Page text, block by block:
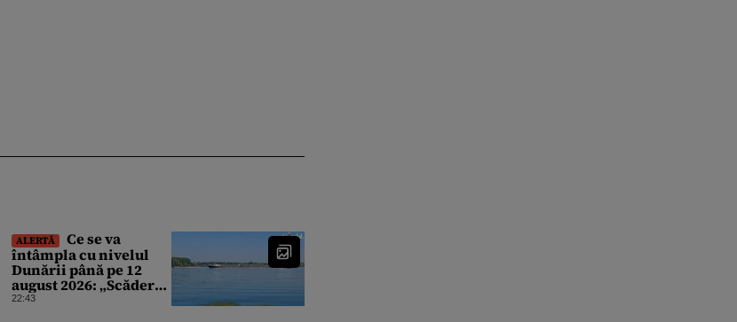
ALERTĂ
Ce se va
întâmpla cu nivelul
Dunării până pe 12
august 2026: „Scăderea
în 7 zile este de 10
22:43